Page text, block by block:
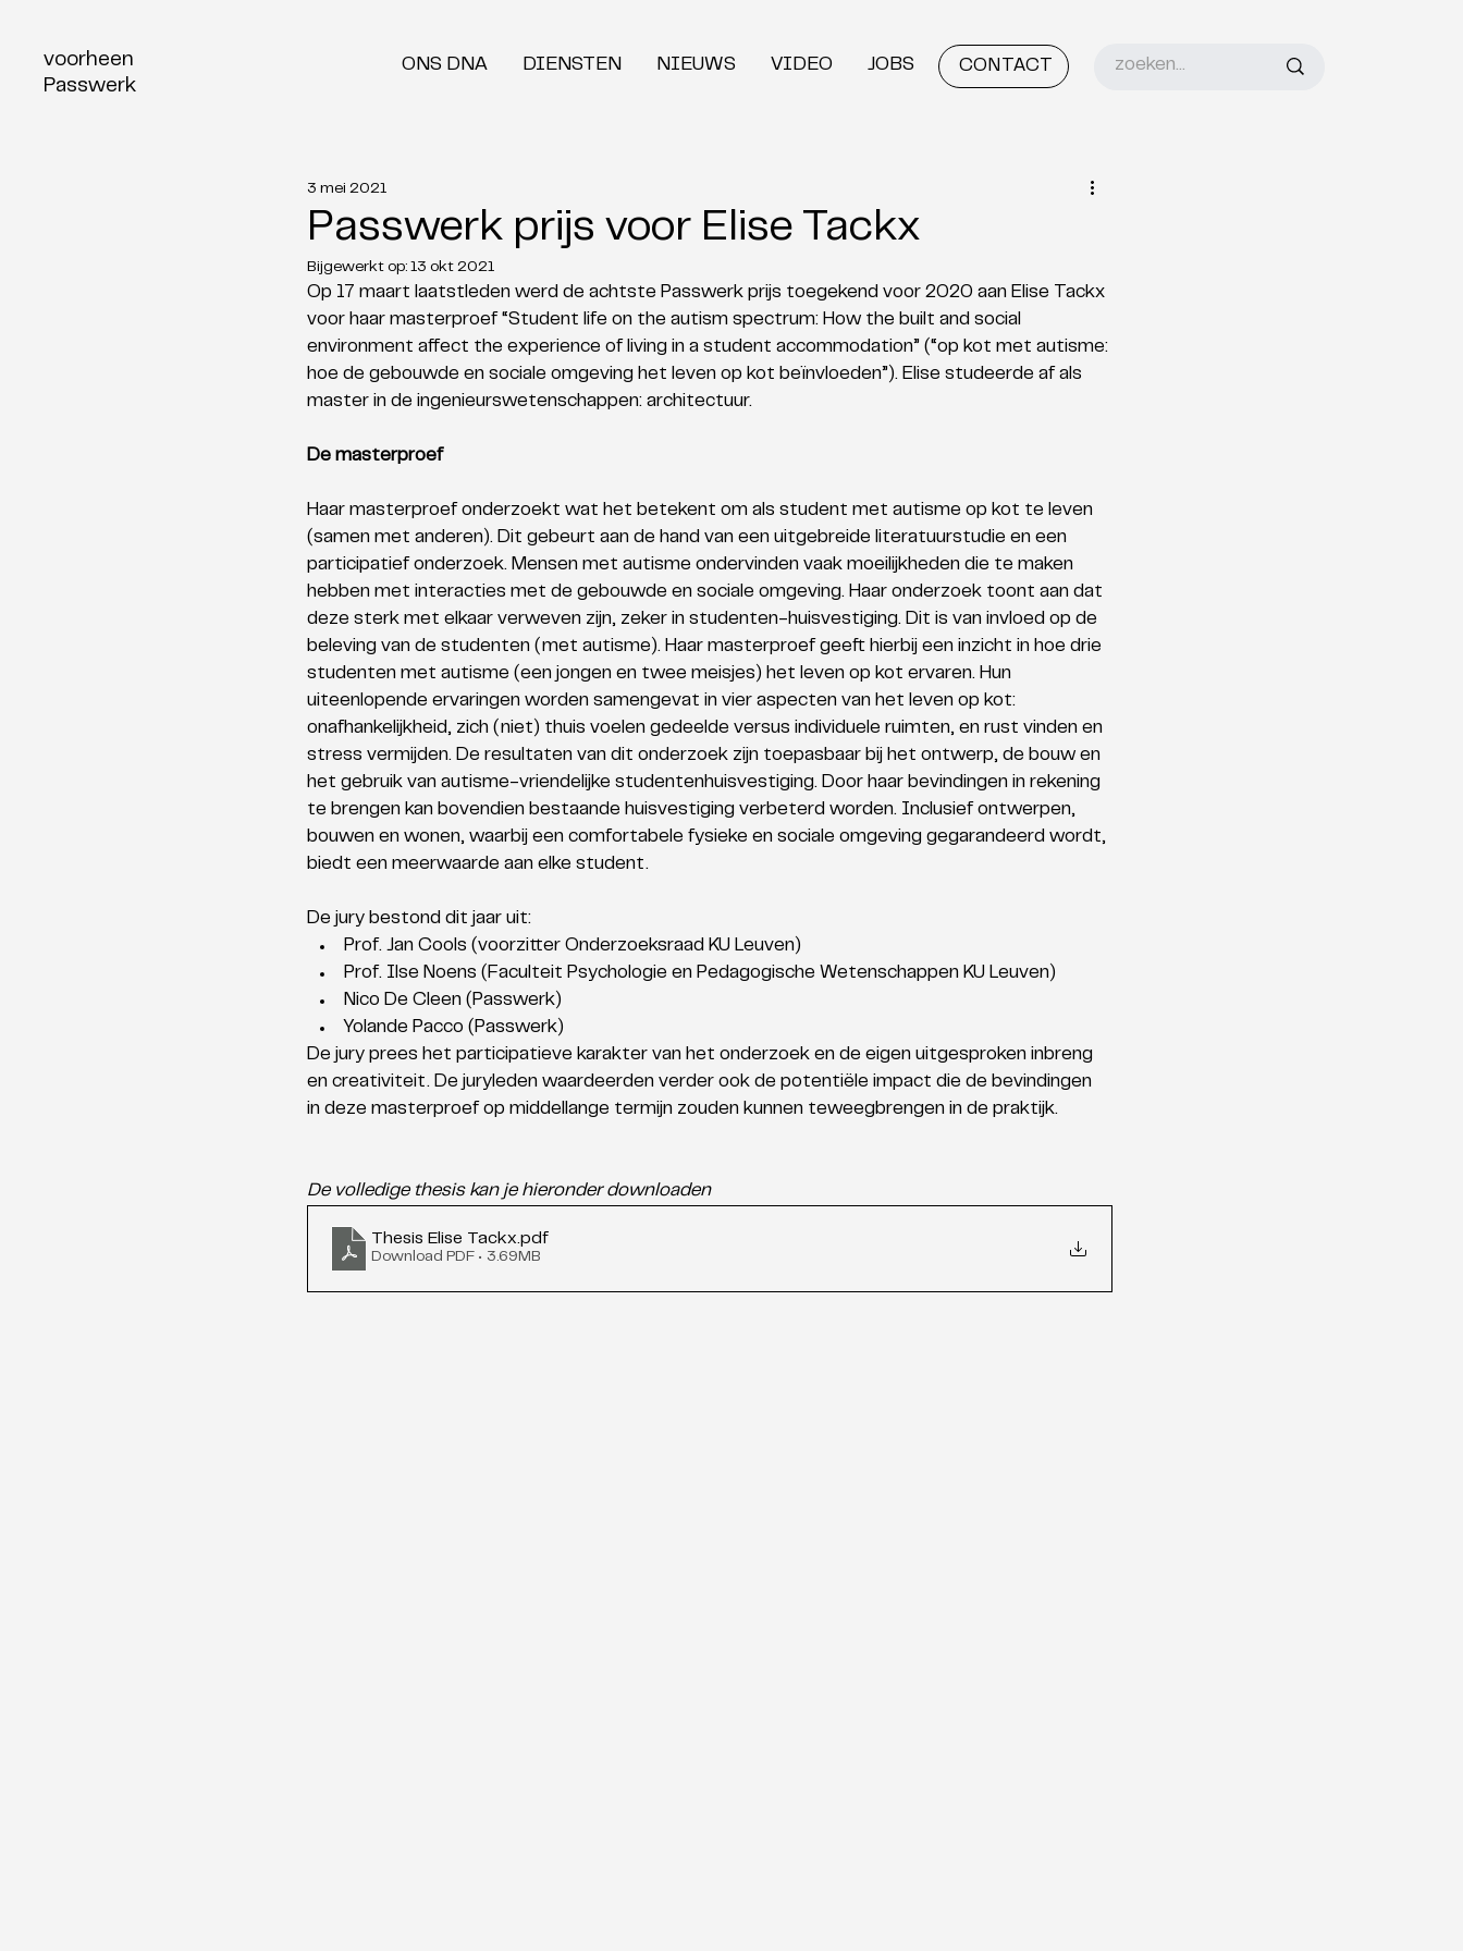
voorheen
Passwerk
CONTACT
ONS DNA DIENSTEN NIEUWS VIDEO JOBS
Passwerk prijs voor Elise Tackx
3 mei 2021
Bijgewerkt op: 13 okt 2021
Op 17 maart laatstleden werd de achtste Passwerk prijs toegekend voor 2020 aan Elise Tackx
voor haar masterproef “Student life on the autism spectrum: How the built and social
environment affect the experience of living in a student accommodation” (“op kot met autisme:
hoe de gebouwde en sociale omgeving het leven op kot beïnvloeden”). Elise studeerde af als
master in de ingenieurswetenschappen: architectuur.
De masterproef
Haar masterproef onderzoekt wat het betekent om als student met autisme op kot te leven
(samen met anderen). Dit gebeurt aan de hand van een uitgebreide literatuurstudie en een
participatief onderzoek. Mensen met autisme ondervinden vaak moeilijkheden die te maken
hebben met interacties met de gebouwde en sociale omgeving. Haar onderzoek toont aan dat
deze sterk met elkaar verweven zijn, zeker in studenten-huisvestiging. Dit is van invloed op de
beleving van de studenten (met autisme). Haar masterproef geeft hierbij een inzicht in hoe drie
studenten met autisme (een jongen en twee meisjes) het leven op kot ervaren. Hun
uiteenlopende ervaringen worden samengevat in vier aspecten van het leven op kot:
onafhankelijkheid, zich (niet) thuis voelen gedeelde versus individuele ruimten, en rust vinden en
stress vermijden. De resultaten van dit onderzoek zijn toepasbaar bij het ontwerp, de bouw en
het gebruik van autisme-vriendelijke studentenhuisvestiging. Door haar bevindingen in rekening
te brengen kan bovendien bestaande huisvestiging verbeterd worden. Inclusief ontwerpen,
bouwen en wonen, waarbij een comfortabele fysieke en sociale omgeving gegarandeerd wordt,
biedt een meerwaarde aan elke student.
De jury bestond dit jaar uit:
Prof. Jan Cools (voorzitter Onderzoeksraad KU Leuven)
Prof. Ilse Noens (Faculteit Psychologie en Pedagogische Wetenschappen KU Leuven)
Nico De Cleen (Passwerk)
Yolande Pacco (Passwerk)
De jury prees het participatieve karakter van het onderzoek en de eigen uitgesproken inbreng
en creativiteit. De juryleden waardeerden verder ook de potentiële impact die de bevindingen
in deze masterproef op middellange termijn zouden kunnen teweegbrengen in de praktijk.
De volledige thesis kan je hieronder downloaden
Thesis Elise Tackx.pdf
Download PDF • 3.69MB